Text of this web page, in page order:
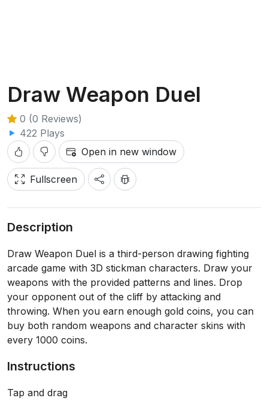
Draw Weapon Duel
0 (0 Reviews)
422 Plays
Open in new window
Fullscreen
Description
Draw Weapon Duel is a third-person drawing fighting
arcade game with 3D stickman characters. Draw your
weapons with the provided patterns and lines. Drop
your opponent out of the cliff by attacking and
throwing. When you earn enough gold coins, you can
buy both random weapons and character skins with
every 1000 coins.
Instructions
Tap and drag